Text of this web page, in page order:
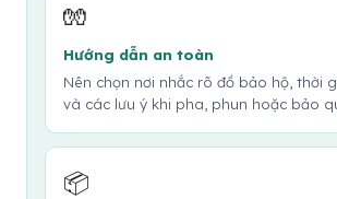
🧤
Hướng dẫn an toàn
Nên chọn nơi nhắc rõ đồ bảo hộ, thời
và các lưu ý khi pha, phun hoặc bảo
📦